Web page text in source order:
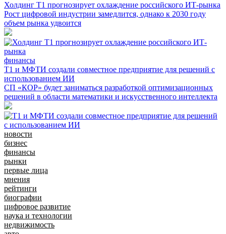
Холдинг Т1 прогнозирует охлаждение российского ИТ-рынка
Рост цифровой индустрии замедлится, однако к 2030 году
объем рынка удвоится
финансы
Т1 и МФТИ создали совместное предприятие для решений с
использованием ИИ
СП «КОР» будет заниматься разработкой оптимизационных
решений в области математики и искусственного интеллекта
новости
бизнес
финансы
рынки
первые лица
мнения
рейтинги
биографии
цифровое развитие
наука и технологии
недвижимость